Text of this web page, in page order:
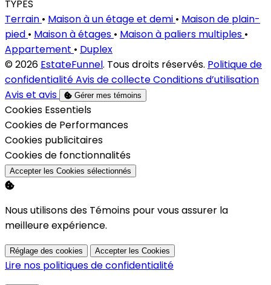
TYPES
Terrain • Maison à un étage et demi • Maison de plain-
pied • Maison à étages • Maison à paliers multiples •
Appartement • Duplex
© 2026 EstateFunnel. Tous droits réservés. Politique de
confidentialitéAvis de collecteConditions d’utilisation
Avis et avis
Gérer mes témoins
Activer
Cookies Essentiels
Activer
Cookies de Performances
Activer
Cookies publicitaires
Activer
Cookies de fonctionnalités
Accepter les Cookies sélectionnés
Nous utilisons des Témoins pour vous assurer la
meilleure expérience.
Réglage des cookies Accepter les Cookies
Lire nos politiques de confidentialité